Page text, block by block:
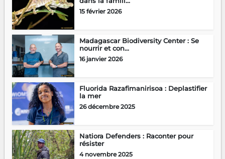
15 février 2026
Madagascar Biodiversity Center : Se
nourrir et con...
16 janvier 2026
Fluorida Razafimanirisoa : Deplastifier
la mer
26 décembre 2025
Natiora Defenders : Raconter pour
résister
4 novembre 2025